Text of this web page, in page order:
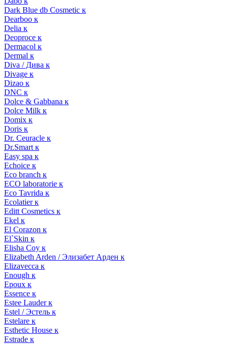
Dark Blue db Cosmetic к
Dearboo к
Delia к
Deoproce к
Dermacol к
Dermal к
Diva / Дива к
Divage к
Dizao к
DNC к
Dolce & Gabbana к
Dolce Milk к
Domix к
Doris к
Dr. Ceuracle к
Dr.Smart к
Easy spa к
Echoice к
Eco branch к
ECO laboratorie к
Eco Tavrida к
Ecolatier к
Editt Cosmetics к
Ekel к
El Corazon к
El`Skin к
Elisha Coy к
Elizabeth Arden / Элизабет Арден к
Elizavecca к
Enough к
Epoux к
Essence к
Estee Lauder к
Estel / Эстель к
Estelare к
Esthetic House к
Estrade к